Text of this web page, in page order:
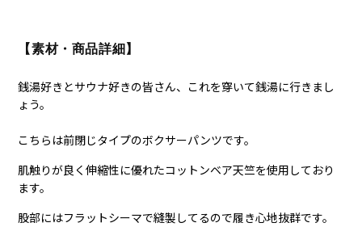
【素材・商品詳細】
銭湯好きとサウナ好きの皆さん、これを穿いて銭湯に行きまし
ょう。
こちらは前閉じタイプのボクサーパンツです。
肌触りが良く伸縮性に優れたコットンベア天竺を使用しており
ます。
股部にはフラットシーマで縫製してるので履き心地抜群です。